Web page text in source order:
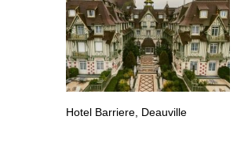
Hotel Barriere, Deauville